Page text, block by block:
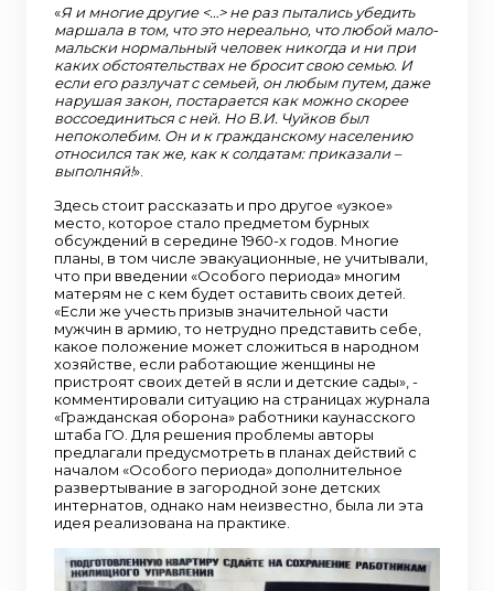
«Я и многие другие <…> не раз пытались убедить
маршала в том, что это нереально, что любой мало-
мальски нормальный человек никогда и ни при
каких обстоятельствах не бросит свою семью. И
если его разлучат с семьей, он любым путем, даже
нарушая закон, постарается как можно скорее
воссоединиться с ней. Но В.И. Чуйков был
непоколебим. Он и к гражданскому населению
относился так же, как к солдатам: приказали –
выполняй!».
Здесь стоит рассказать и про другое «узкое»
место, которое стало предметом бурных
обсуждений в середине 1960-х годов. Многие
планы, в том числе эвакуационные, не учитывали,
что при введении «Особого периода» многим
матерям не с кем будет оставить своих детей.
«Если же учесть призыв значительной части
мужчин в армию, то нетрудно представить себе,
какое положение может сложиться в народном
хозяйстве, если работающие женщины не
пристроят своих детей в ясли и детские сады», -
комментировали ситуацию на страницах журнала
«Гражданская оборона» работники каунасского
штаба ГО. Для решения проблемы авторы
предлагали предусмотреть в планах действий с
началом «Особого периода» дополнительное
развертывание в загородной зоне детских
интернатов, однако нам неизвестно, была ли эта
идея реализована на практике.